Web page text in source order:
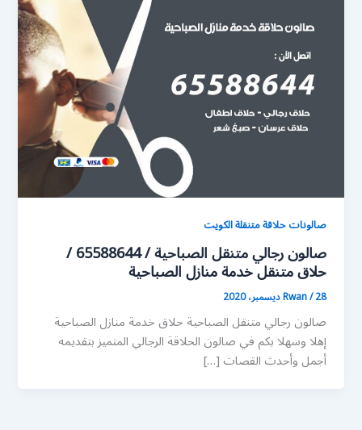
صالونات حلاقة متنقلة الكويت
صالون رجالي متنقل الصباحية / 65588644 /
حلاق متنقل خدمة منازل الصباحية
Rwan/28 ديسمبر، 2020
صالون رجالي متنقل الصباحية حلاق خدمة منازل الصباحية
إهلا وسهلا بكم في صالون الحلاقة الرجالي المتميز بتقديمه
أجمل وأحدث القصات […]